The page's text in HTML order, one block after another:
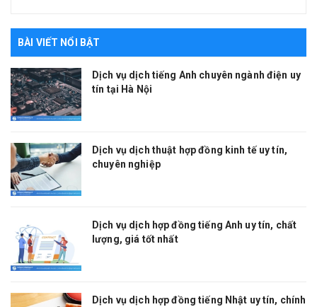
BÀI VIẾT NỔI BẬT
Dịch vụ dịch tiếng Anh chuyên ngành điện uy
tín tại Hà Nội
Dịch vụ dịch thuật hợp đồng kinh tế uy tín,
chuyên nghiệp
Dịch vụ dịch hợp đồng tiếng Anh uy tín, chất
lượng, giá tốt nhất
Dịch vụ dịch hợp đồng tiếng Nhật uy tín, chính